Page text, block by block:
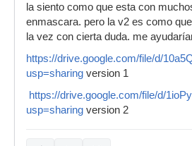
la siento como que esta con
enmascara. pero la v2 es como
la vez con cierta duda. me
https://drive.google.com/file/d/
usp=sharing version 1
https://drive.google.com/file/d/
usp=sharing version 2